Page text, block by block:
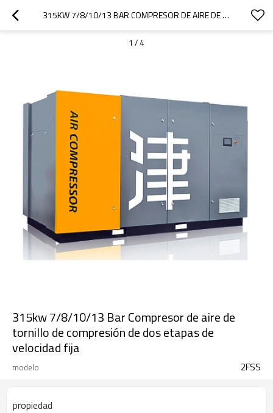
315KW 7/8/10/13 BAR COMPRESOR DE AIRE DE TORNILLO DE COMPRESIÓN DE DOS ETAPAS DE VELOCIDAD FIJA
1 / 4
315kw 7/8/10/13 Bar Compresor de aire de
tornillo de compresión de dos etapas de
velocidad fija
modelo 2FSS
propiedad